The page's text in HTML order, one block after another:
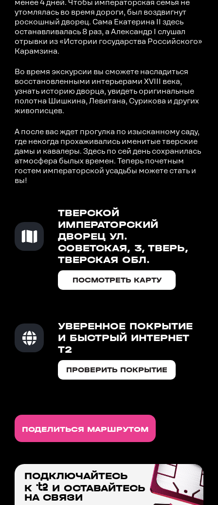
менее 4 дней. Чтобы императорская семья не
утомлялась во время дороги, был воздвигнут
роскошный дворец. Сама Екатерина II здесь
останавливалась 8 раз, а Александр I слушал
отрывки из «Истории государства Российского»
Карамзина.
Во время экскурсии вы сможете насладиться
восстановленными интерьерами XVIII века,
узнать историю дворца, увидеть оригинальные
полотна Шишкина, Левитана, Сурикова и других
живописцев.
А после вас ждет прогулка по изысканному саду,
где некогда прохаживались именитые тверские
дамы и кавалеры. Здесь по сей день сохранилась
атмосфера былых времен. Теперь почетным
гостем императорской усадьбы можете стать и
вы!
ТВЕРСКОЙ
ИМПЕРАТОРСКИЙ
ДВОРЕЦ УЛ.
СОВЕТСКАЯ, 3, ТВЕРЬ,
ТВЕРСКАЯ ОБЛ.
ПОСМОТРЕТЬ КАРТУ
УВЕРЕННОЕ ПОКРЫТИЕ
И БЫСТРЫЙ ИНТЕРНЕТ
T2
ПРОВЕРИТЬ ПОКРЫТИЕ
ПОДЕЛИТЬСЯ МАРШРУТОМ
ПОДКЛЮЧАЙТЕСЬ
К
И ОСТАВАЙТЕСЬ
НА СВЯЗИ